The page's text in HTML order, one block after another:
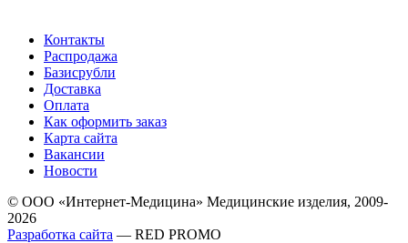
Контакты
Распродажа
Базисрубли
Доставка
Оплата
Как оформить заказ
Карта сайта
Вакансии
Новости
© ООО «Интернет-Медицина» Медицинские изделия, 2009-
2026
Разработка сайта — RED PROMO